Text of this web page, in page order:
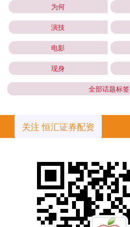
为何
演技
电影
现身
全部话题标签
关注 恒汇证券配资